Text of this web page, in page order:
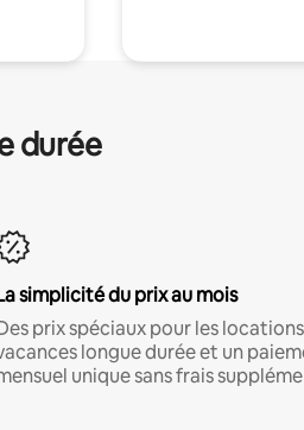
durée
simplicité du prix au mois
prix spéciaux pour les
longue durée et un
unique sans frais